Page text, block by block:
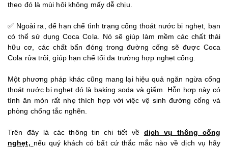
theo đó là mùi hôi không mấy dễ chịu.
✅ Ngoài ra, để hạn chế tình trạng cống thoát nước bị nghẹt, bạn
có thể sử dụng Coca Cola. Nó sẽ giúp làm mềm các chất thải
hữu cơ, các chất bẩn đóng trong đường cống sẽ được Coca
Cola rửa trôi, giúp hạn chế tối đa trường hợp nghẹt cống.
Một phương pháp khác cũng mang lại hiệu quả ngăn ngừa cống
thoát nước bị nghẹt đó là baking soda và giấm. Hỗn hợp này có
tính ăn mòn rất nhẹ thích hợp với việc vệ sinh đường cống và
phòng chống tắc nghẽn.
Trên đây là các thông tin chi tiết về dịch vụ thông cống
nghẹt, nếu quý khách có bất cứ thắc mắc nào về dịch vụ hãy